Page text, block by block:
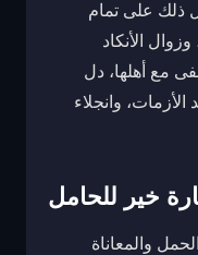
ذلك على تمام
الأنكاد
مع أهلها، دل
وانجلاء
خير للحامل
والمعاناة